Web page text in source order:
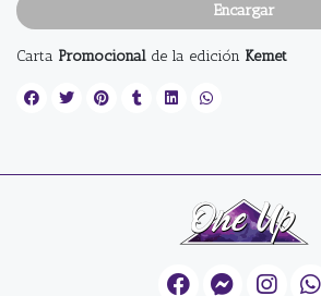
Encargar
Carta Promocional de la edición Kemet